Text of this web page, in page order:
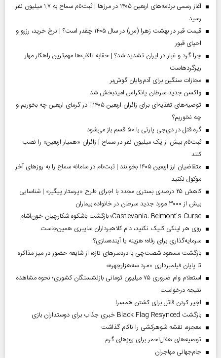
آغاز رسمی برنامه‌های اربعین ۱۴۰۵ در مرز‌ها | ثبت‌نام سماح به ۱.۷ میلیون نفر
رسید
قیمت قبر در بهشت زهرا (س) در سال ۱۴۰۵ چقدر است؟ | نرخ خرید، رزرو و
احیای قبور
چرا گرد و غبار در ایران تشدید شد؟ | حقابه تالاب‌ها مهم‌ترین راهکار مهار
ریزگردهاست
مجازات سنگین برای آدم‌ربایان گوش‌بر
واکسن جدید سرطان پانکراس امیدبخش شد
توصیه‌های تغذیه‌ای برای زائران اربعین ۱۴۰۵ | در گرمای اربعین چه بخوریم و
چه نخوریم؟
گره قتل در دی‌جی پارتی با ۵۰ قسم باز می‌شود
ثبت‌نام بیش از یک میلیون نفر در سماح | زائران «همیار اربعین» را نصب
کنند
متقاضیان ارز اربعین ۱۴۰۵ بخوانند | ثبت‌نام در سامانه سماح را به روز‌های آخر
موکول نکنید
کاهش ۲۵ درصدی بستری مجدد با اجرای طرح «پرستار پیگیر» | شناسایی
بیش از ۳۰۰۰ مورد جدید سرطان در خانواده بیماران
Castlevania: Belmont’s Curse؛ بازگشت باشکوه شکارچیان خون‌آشام
روی هر لینکی کلیک نکنید، دام کلاهبرداران سایبری همین‌جاست
سرمایه‌گذاری برای رفاه؛ هزینه یا آینده‌سازی؟
بازگشت مسعود شصت‌چی با دردسر‌های تازه؛ از شایعه حضور در میز مذاکره
تا پایان فیلمبرداری «مرد سه‌هزارچهره»
استعلام وام ضروری ۷۵ میلیون تومانی بازنشستگان کشوری؛ نحوه مشاهده
نتیجه درخواست
اجیر کردن قاتل برای کشتن همسر!
بازگشت Black Flag Resynced خبری جذاب برای دوستداران بازی
معجزه، نقشه شوهرکشی را ناکام گذاشت
توصیه‌های هلال‌احمر برای روز‌های گرم
جام‌جهانی مهاجران